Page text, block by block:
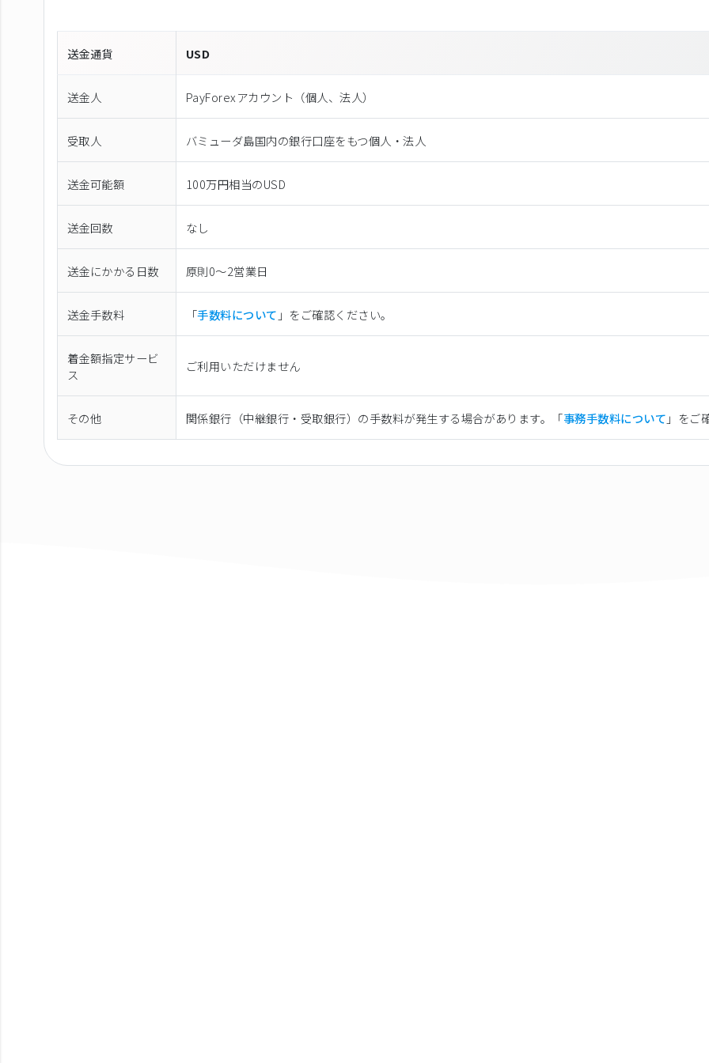
送金通貨 USD
送金人 PayForexアカウント（個⼈、法⼈）
受取人 バミューダ島国内の銀行口座をもつ個人・法人
送金可能額 100万円相当のUSD
送金回数 なし
送金にかかる日数 原則0〜2営業日
送金手数料 「手数料について 」をご確認ください。
着金額指定サービ
ス
ご利用いただけません
その他 関係銀行（中継銀行・受取銀行）の手数料が発生する場合があります。「事務手数料について 」をご